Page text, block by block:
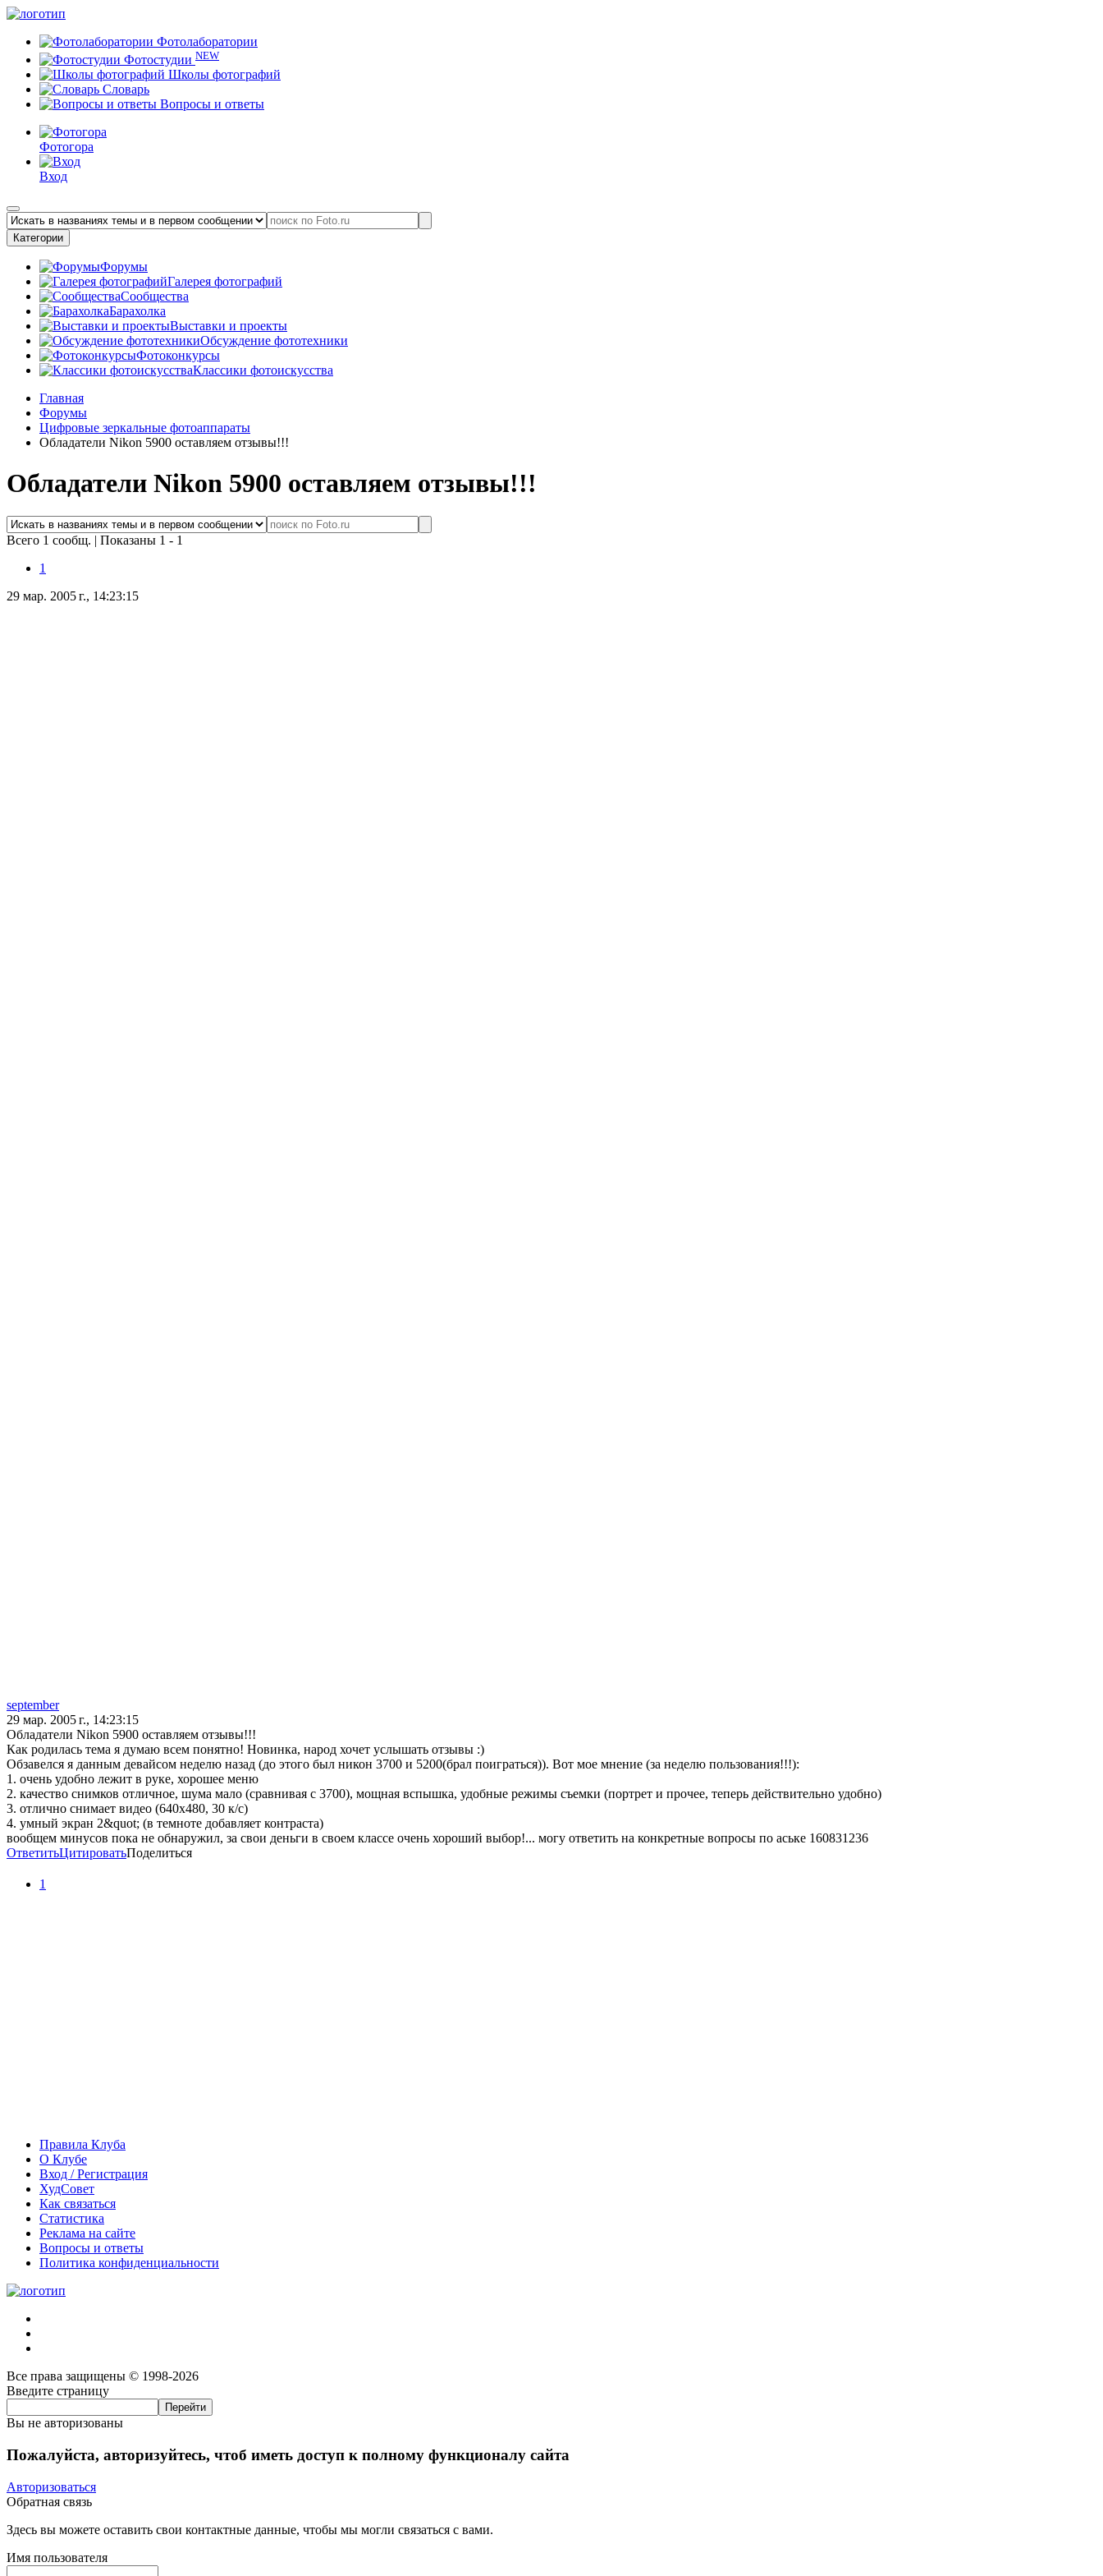
Фотолаборатории
Фотостудии NEW
Школы фотографий
Словарь
Вопросы и ответы
Фотогора
Вход
Категории
Форумы
Галерея фотографий
Сообщества
Барахолка
Выставки и проекты
Обсуждение фототехники
Фотоконкурсы
Классики фотоискусства
Главная
Форумы
Цифровые зеркальные фотоаппараты
Обладатели Nikon 5900 оставляем отзывы!!!
Обладатели Nikon 5900 оставляем отзывы!!!
Всего 1 сообщ. | Показаны 1 - 1
1
29 мар. 2005 г., 14:23:15
september
29 мар. 2005 г., 14:23:15
Обладатели Nikon 5900 оставляем отзывы!!!
Как родилась тема я думаю всем понятно! Новинка, народ хочет услышать отзывы :)
Обзавелся я данным девайсом неделю назад (до этого был никон 3700 и 5200(брал поиграться)). Вот мое мнение (за неделю пользования!!!):
1. очень удобно лежит в руке, хорошее меню
2. качество снимков отличное, шума мало (сравнивая с 3700), мощная вспышка, удобные режимы съемки (портрет и прочее, теперь действительно удобно)
3. отлично снимает видео (640х480, 30 к/с)
4. умный экран 2&quot; (в темноте добавляет контраста)
вообщем минусов пока не обнаружил, за свои деньги в своем классе очень хороший выбор!... могу ответить на конкретные вопросы по аське 160831236
ОтветитьЦитироватьПоделиться
1
Правила Клуба
О Клубе
Вход / Регистрация
ХудСовет
Как связаться
Статистика
Реклама на сайте
Вопросы и ответы
Политика конфиденциальности
Все права защищены © 1998-2026
Введите страницу
Вы не авторизованы
Пожалуйста, авторизуйтесь, чтоб иметь доступ к полному функционалу сайта
Авторизоваться
Обратная связь
Здесь вы можете оставить свои контактные данные, чтобы мы могли связаться с вами.
Имя пользователя